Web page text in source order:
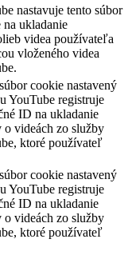
nastavuje tento súbor
na ukladanie
videa používateľa
vloženého videa
cookie nastavený
YouTube registruje
ID na ukladanie
o videách zo služby
ktoré používateľ
cookie nastavený
YouTube registruje
ID na ukladanie
o videách zo služby
ktoré používateľ